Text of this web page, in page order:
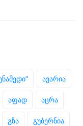
ავარია
აფად აცრა
გზა გუბერნია